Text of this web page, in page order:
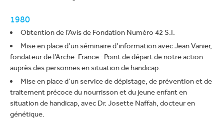
1980
Obtention de l’Avis de Fondation Numéro 42 S.I.
Mise en place d’un séminaire d’information avec Jean Vanier,
fondateur de l’Arche-France : Point de départ de notre action
auprès des personnes en situation de handicap.
Mise en place d’un service de dépistage, de prévention et de
traitement précoce du nourrisson et du jeune enfant en
situation de handicap, avec Dr. Josette Naffah, docteur en
génétique.